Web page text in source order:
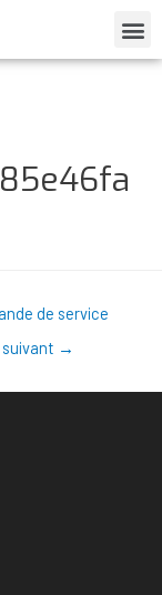
de service
suivant →